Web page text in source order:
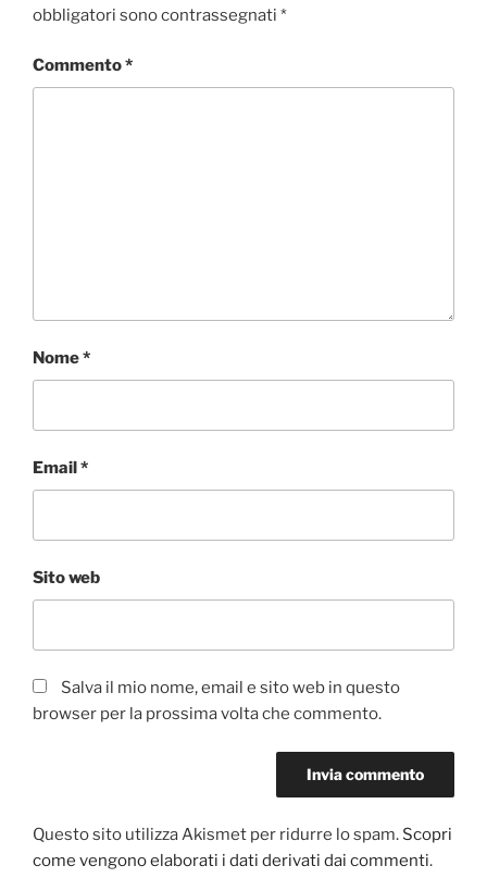
obbligatori sono contrassegnati *
Commento*
Nome*
Email*
Sito web
Salva il mio nome, email e sito web in questo
browser per la prossima volta che commento.
Questo sito utilizza Akismet per ridurre lo spam. Scopri
come vengono elaborati i dati derivati dai commenti.